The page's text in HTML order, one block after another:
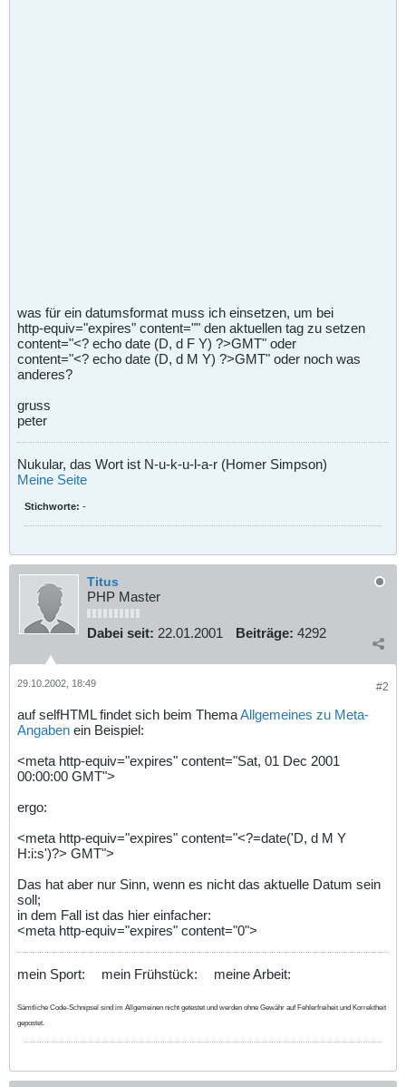
was für ein datumsformat muss ich einsetzen, um bei
http-equiv="expires" content="" den aktuellen tag zu setzen
content="<? echo date (D, d F Y) ?>GMT" oder
content="<? echo date (D, d M Y) ?>GMT" oder noch was
anderes?
gruss
peter
Nukular, das Wort ist N-u-k-u-l-a-r (Homer Simpson)
Meine Seite
Stichworte: -
Titus
PHP Master
Dabei seit: 22.01.2001 Beiträge: 4292
#2
29.10.2002, 18:49
auf selfHTML findet sich beim ThemaAllgemeines zu Meta-
Angaben ein Beispiel:
<meta http-equiv="expires" content="Sat, 01 Dec 2001
00:00:00 GMT">
ergo:
<meta http-equiv="expires" content="<?=date('D, d M Y
H:i:s')?> GMT">
Das hat aber nur Sinn, wenn es nicht das aktuelle Datum sein
soll;
in dem Fall ist das hier einfacher:
<meta http-equiv="expires" content="0">
mein Sport: mein Frühstück: meine Arbeit:
Sämtliche Code-Schnipsel sind im Allgemeinen nicht getestet und werden ohne Gewähr auf Fehlerfreiheit und Korrektheit
gepostet.